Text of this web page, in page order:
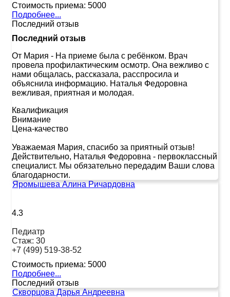
Стоимость приема: 5000
Подробнее...
Последний отзыв
Последний отзыв
От Мария - На приеме была с ребёнком. Врач
провела профилактическим осмотр. Она вежливо с
нами общалась, рассказала, расспросила и
объяснила информацию. Наталья Федоровна
вежливая, приятная и молодая.
Квалификация
Внимание
Цена-качество
Уважаемая Мария, спасибо за приятный отзыв!
Действительно, Наталья Федоровна - первоклассный
специалист. Мы обязательно передадим Ваши слова
благодарности.
Яромышева Алина Ричардовна
4.3
Педиатр
Стаж: 30
+7 (499) 519-38-52
Стоимость приема: 5000
Подробнее...
Последний отзыв
Скворцова Дарья Андреевна